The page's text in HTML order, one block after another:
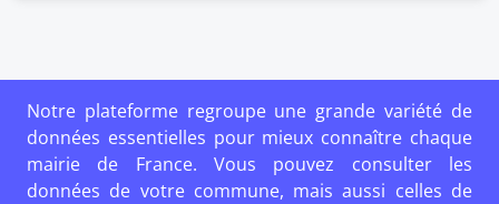
Notre plateforme regroupe une grande variété de
données essentielles pour mieux connaître chaque
mairie de France. Vous pouvez consulter les
données de votre commune, mais aussi celles de